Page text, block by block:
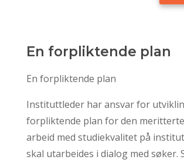
En forpliktende plan
En forpliktende plan
Instituttleder har ansvar for
forpliktende plan for den
arbeid med studiekvalitet på
skal utarbeides i dialog med søker.